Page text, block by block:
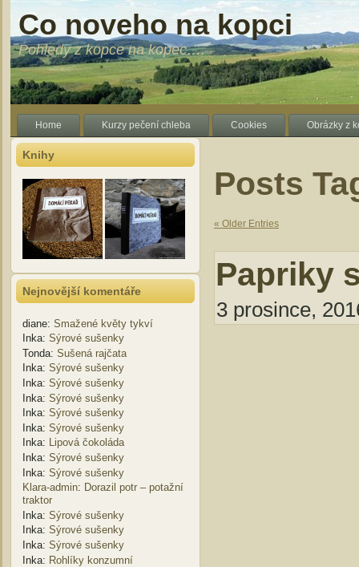
Co noveho na kopci
Pohledy z kopce na kopec….
Home Kurzy pečení chleba Cookies Obrázky z
Knihy
Nejnovější komentáře
diane: Smažené květy tykví
Inka: Sýrové sušenky
Tonda: Sušená rajčata
Inka: Sýrové sušenky
Inka: Sýrové sušenky
Inka: Sýrové sušenky
Inka: Sýrové sušenky
Inka: Sýrové sušenky
Inka: Lipová čokoláda
Inka: Sýrové sušenky
Inka: Sýrové sušenky
Klara-admin: Dorazil potr – potažní
traktor
Inka: Sýrové sušenky
Inka: Sýrové sušenky
Inka: Sýrové sušenky
Inka: Rohlíky konzumní
Posts
« Older Entries
Papriky
3 prosince,